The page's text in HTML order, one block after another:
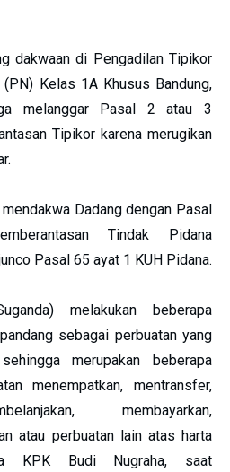
dakwaan di Pengadilan Tipikor
Kelas 1A Khusus Bandung,
melanggar Pasal 2 atau 3
Tipikor karena merugikan
Dadang dengan Pasal
Tindak Pidana
Pasal 65 ayat 1 KUH Pidana.
melakukan beberapa
sebagai perbuatan yang
merupakan beberapa
menempatkan, mentransfer,
membayarkan,
atau perbuatan lain atas harta
KPK Budi Nugraha, saat